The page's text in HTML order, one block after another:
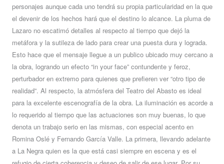
personajes aunque cada uno tendrá su propia particularidad en la que
el devenir de los hechos hará que el destino lo alcance. La pluma de
Lazaro no escatimó detalles al respecto al tiempo que dejó la
metáfora y la sutileza de lado para crear una puesta dura y lograda.
Esto hace que el mensaje llegue a un publico ubicado muy cercano a
la obra, logrando un efecto “in your face” contundente y feroz,
perturbador en extremo para quienes que prefieren ver “otro tipo de
realidad”. Al respecto, la atmósfera del Teatro del Abasto es ideal
para la excelente escenografía de la obra. La iluminación es acorde a
lo requerido al tiempo que las actuaciones son muy buenas, lo que
denota un trabajo serio en las mismas, con especial acento en
Romina Oslé y Fernando García Valle. La primera, llevando adelante
a La Negra quien es la que está casi siempre en escena y es el